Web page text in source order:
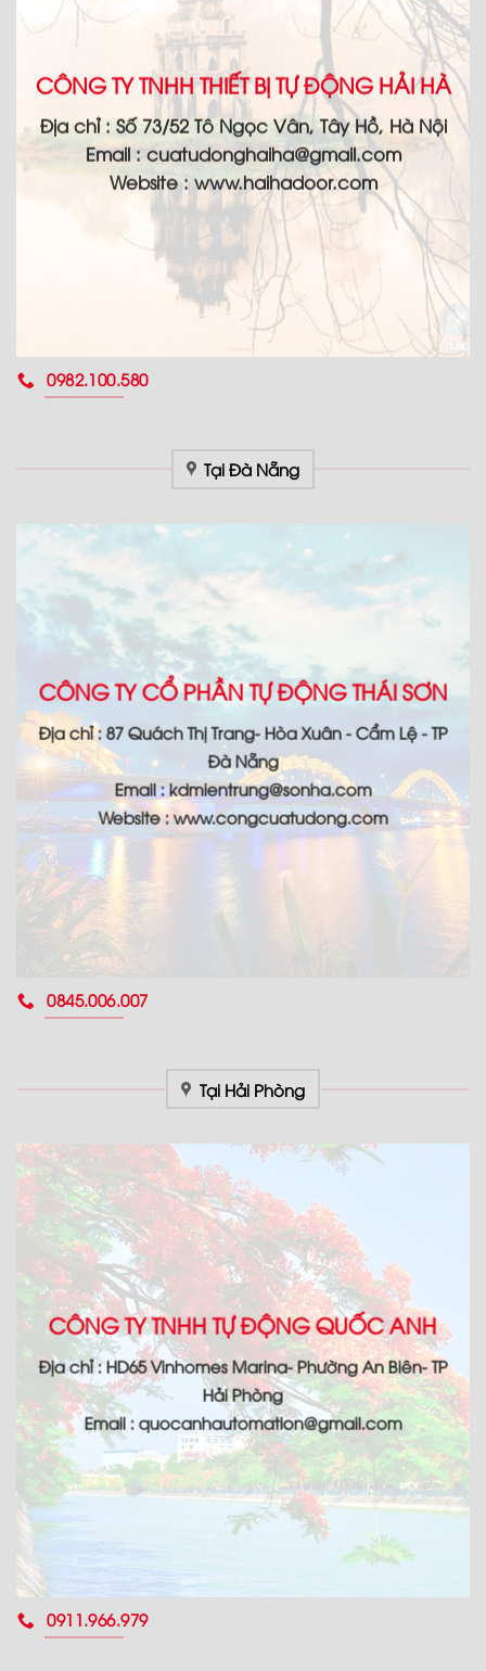
CÔNG TY TNHH THIẾT BỊ TỰ ĐỘNG HẢI HÀ
Địa chỉ :Số 73/52 Tô Ngọc Vân, Tây Hồ, Hà Nội
Email :cuatudonghaiha@gmail.com
Website : www.haihadoor.com
0982.100.580
Tại Đà Nẵng
CÔNG TY CỔ PHẦN TỰ ĐỘNG THÁI SƠN
Địa chỉ : 87 Quách Thị Trang- Hòa Xuân - Cẩm Lệ - TP
Đà Nẵng
Email : kdmientrung@sonha.com
Website : www.congcuatudong.com
0845.006.007
Tại Hải Phòng
CÔNG TY TNHH TỰ ĐỘNG QUỐC ANH
Địa chỉ : HD65 Vinhomes Marina- Phường An Biên- TP
Hải Phòng
Email : quocanhautomation@gmail.com
0911.966.979